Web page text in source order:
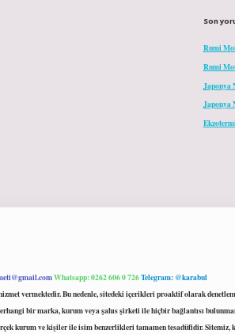
Son
Rumi
Rumi
Japonya
Japonya
Whatsapp: 0262 606 0 726Telegram: @karabul
vermektedir. Bu nedenle, sitedeki içerikleri proaktif olarak
bir marka, kurum veya şahıs şirketi ile hiçbir bağlantısı
kurum ve kişiler ile isim benzerlikleri tamamen tesadüfidir. Sitemiz,